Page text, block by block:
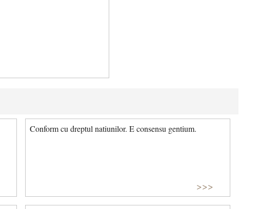
Conform cu dreptul natiunilor. E consensu gentium.
>>>